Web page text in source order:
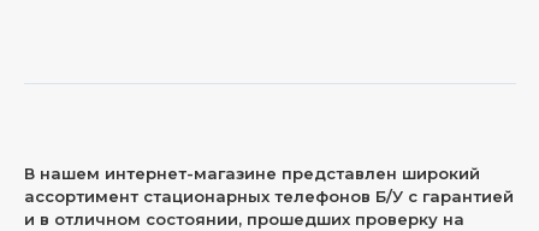
В нашем интернет-магазине представлен широкий
ассортимент стационарных телефонов Б/У с гарантией
и в отличном состоянии, прошедших проверку на